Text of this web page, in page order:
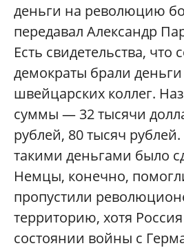
деньги на революцию
передавал Александр
Есть свидетельства, что
демократы брали деньги
швейцарских коллег.
суммы — 32 тысячи
рублей, 80 тысяч
такими деньгами было
Немцы, конечно,
пропустили
территорию, хотя
состоянии войны с